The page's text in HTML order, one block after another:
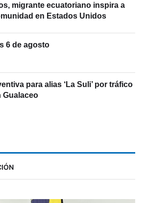
migrante ecuatoriano inspira a
en Estados Unidos
6 de agosto
para alias ‘La Suli’ por tráfico
Gualaceo